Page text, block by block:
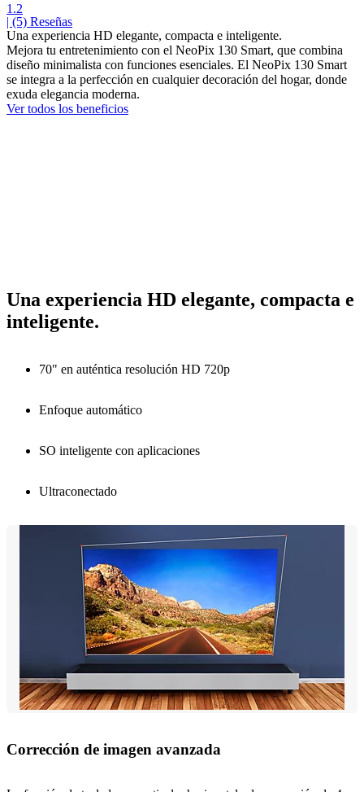
1.2
| (5) Reseñas
Una experiencia HD elegante, compacta e inteligente.
Mejora tu entretenimiento con el NeoPix 130 Smart, que combina
diseño minimalista con funciones esenciales. El NeoPix 130 Smart
se integra a la perfección en cualquier decoración del hogar, donde
exuda elegancia moderna.
Ver todos los beneficios
Una experiencia HD elegante, compacta e
inteligente.
70" en auténtica resolución HD 720p
Enfoque automático
SO inteligente con aplicaciones
Ultraconectado
Corrección de imagen avanzada